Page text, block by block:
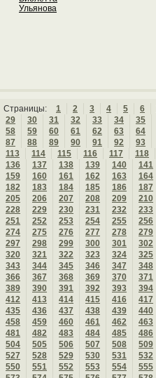
Ульянова
Страницы: 1 2 3 4 5 6
29
30 31 32 33 34 35
58
59 60 61 62 63 64
87
88 89 90 91 92 93
113
114 115 116 117 118
136
137 138 139 140 141
159
160 161 162 163 164
182
183 184 185 186 187
205
206 207 208 209 210
228
229 230 231 232 233
251
252 253 254 255 256
274
275 276 277 278 279
297
298 299 300 301 302
320
321 322 323 324 325
343
344 345 346 347 348
366
367 368 369 370 371
389
390 391 392 393 394
412
413 414 415 416 417
435
436 437 438 439 440
458
459 460 461 462 463
481
482 483 484 485 486
504
505 506 507 508 509
527
528 529 530 531 532
550
551 552 553 554 555